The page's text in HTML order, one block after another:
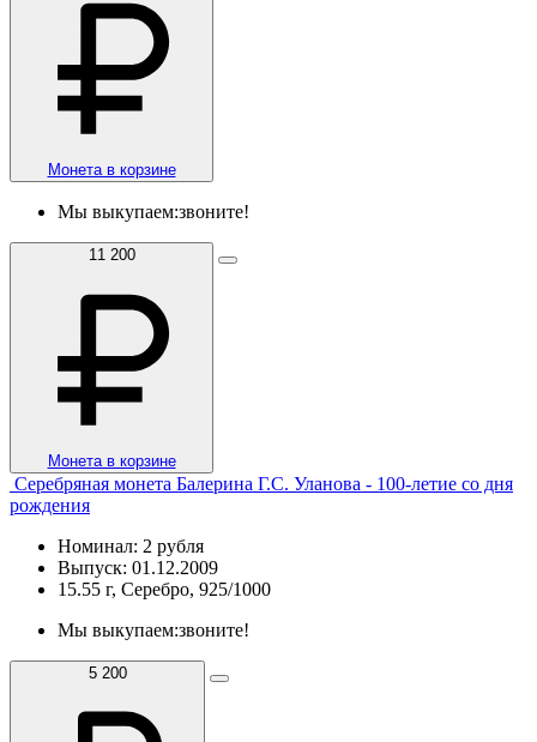
Монета в корзине
Мы выкупаем:звоните!
11 200
Монета в корзине
Серебряная монета Балерина Г.С. Уланова - 100-летие со дня
рождения
Номинал: 2 рубля
Выпуск: 01.12.2009
15.55 г, Серебро, 925/1000
Мы выкупаем:звоните!
5 200